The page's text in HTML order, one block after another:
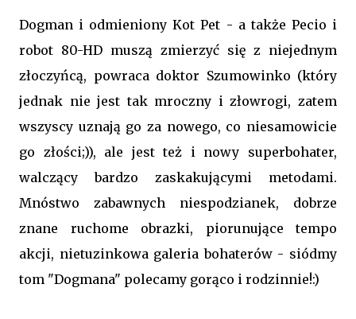
Dogman i odmieniony Kot Pet - a także Pecio i
robot 80-HD muszą zmierzyć się z niejednym
złoczyńcą, powraca doktor Szumowinko (który
jednak nie jest tak mroczny i złowrogi, zatem
wszyscy uznają go za nowego, co niesamowicie
go złości;)), ale jest też i nowy superbohater,
walczący bardzo zaskakującymi metodami.
Mnóstwo zabawnych niespodzianek, dobrze
znane ruchome obrazki, piorunujące tempo
akcji, nietuzinkowa galeria bohaterów - siódmy
tom "Dogmana" polecamy gorąco i rodzinnie!:)